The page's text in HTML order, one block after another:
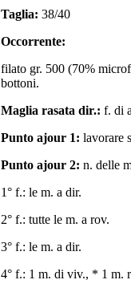
Taglia: 38/40
Occorrente:
filato gr. 500 (70%
bottoni.
Maglia rasata dir.: f. di
Punto ajour 1: lavorare
Punto ajour 2: n. delle
1° f.: le m. a dir.
2° f.: tutte le m. a rov.
3° f.: le m. a dir.
4° f.: 1 m. di viv., * 1 m.